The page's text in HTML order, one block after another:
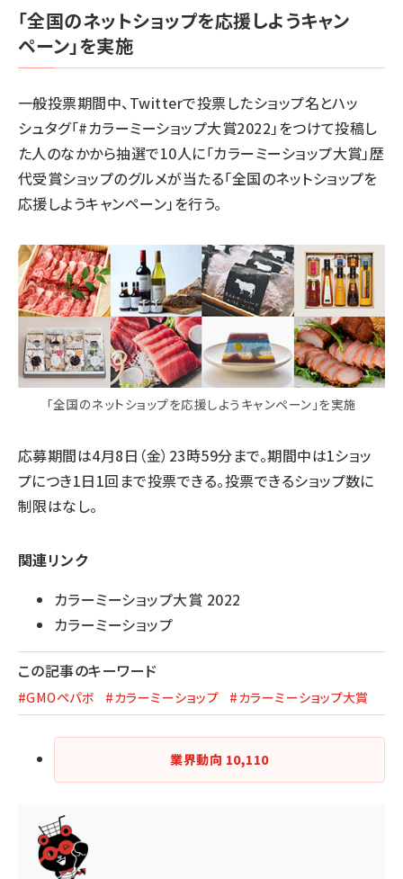
「全国のネットショップを応援しようキャン
ペーン」を実施
一般投票期間中、Twitterで投票したショップ名とハッ
シュタグ「#カラーミーショップ大賞2022」をつけて投稿し
た人のなかから抽選で10人に「カラーミーショップ大賞」歴
代受賞ショップのグルメが当たる「全国のネットショップを
応援しようキャンペーン」を行う。
「全国のネットショップを応援しようキャンペーン」を実施
応募期間は4月8日（金）23時59分まで。期間中は1ショッ
プにつき1日1回まで投票できる。投票できるショップ数に
制限はなし。
関連リンク
カラーミーショップ大賞 2022
カラーミーショップ
この記事のキーワード
#GMOペパボ #カラーミーショップ #カラーミーショップ大賞
業界動向 10,110